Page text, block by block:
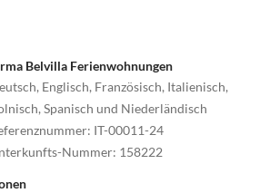
Belvilla Ferienwohnungen
Englisch, Französisch, Italienisch,
Spanisch und Niederländisch
: IT-00011-24
Nummer: 158222